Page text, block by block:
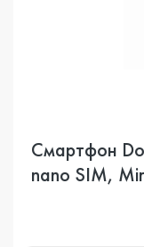
Смартфон
nano SIM,